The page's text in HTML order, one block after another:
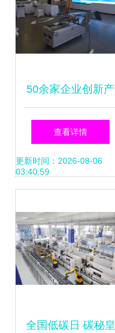
50余家企业创新产
品亮相郑州首届北
斗产业成果展 北斗
边
查看详情
更新时间：2026-08-06
03:40:59
全国低碳日 碳秘皇